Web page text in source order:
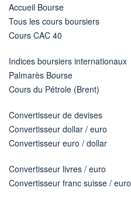
Accueil Bourse
Tous les cours boursiers
Cours CAC 40
Indices boursiers internationaux
Palmarès Bourse
Cours du Pétrole (Brent)
Convertisseur de devises
Convertisseur dollar / euro
Convertisseur euro / dollar
Convertisseur livres / euro
Convertisseur franc suisse / euro